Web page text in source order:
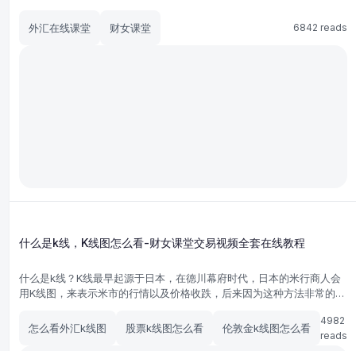
外汇在线课堂
财女课堂 6842 reads
什么是k线，K线图怎么看-财女课堂交易视频全套在线教程
什么是k线？K线最早起源于日本，在德川幕府时代，日本的米行商人会
用K线图，来表示米市的行情以及价格收跌，后来因为这种方法非常的细
组成，看起来特别像是有两根烛芯的蜡烛，所以也被称作是蜡烛图。
怎么看外汇k线图 股票k线图怎么看 伦敦金k线图怎么看
4982
reads